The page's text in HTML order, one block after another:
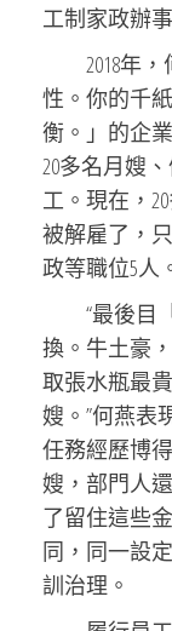
工制家政辦
2018年
性。你的千
衡。」的企
20多名月嫂
工。現在，
被解雇了，
政等職位5人
“最後目
換。牛土豪
取張水瓶最
嫂。”何燕表
任務經歷博
嫂，部門人
了留住這些
同，同一設
訓治理。